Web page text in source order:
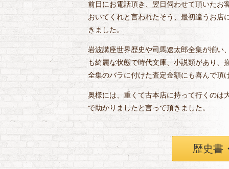
前日にお電話頂き、翌日伺わせて頂いたお
おいてくれと言われたそう、最初違うお店
きました。
岩波講座世界歴史や司馬遼太郎全集が揃い
も綺麗な状態で時代文庫、小説類があり
全集のバラに付けた査定金額にも喜んで頂
奥様には、重くて古本店に持って行くのは
で助かりましたと言って頂きました。
歴史書